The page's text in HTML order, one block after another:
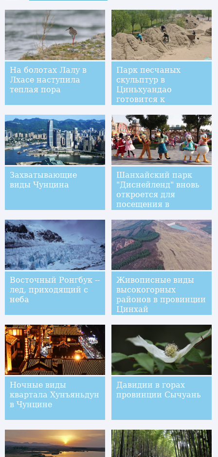
На болотах Лалу в
Лхасе наступила
теплая пора
Парк песчаных
скульптур в
Циньхуандао
готовится к
Захватывающие
виды Чунцина
Шанхайский парк
"Диснейленд" вновь
откроется для
посещения в
режиме
Восточный Ронгбук --
лед, приходящий с
неба
Живописные виды
высокогорных
районов в провинции
Цинхай
Ночные виды
квартала Хунъяньдун
в Чунцине
Давидии в горах
провинции Сычуань